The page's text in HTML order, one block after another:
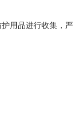
用品进行收集，严